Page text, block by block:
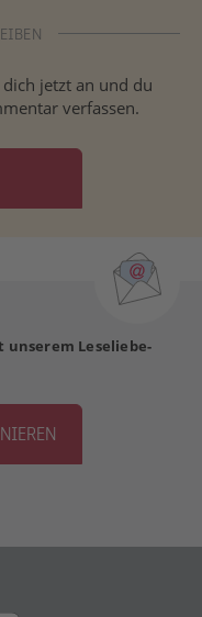
jetzt an und du
verfassen.
unserem Leseliebe-